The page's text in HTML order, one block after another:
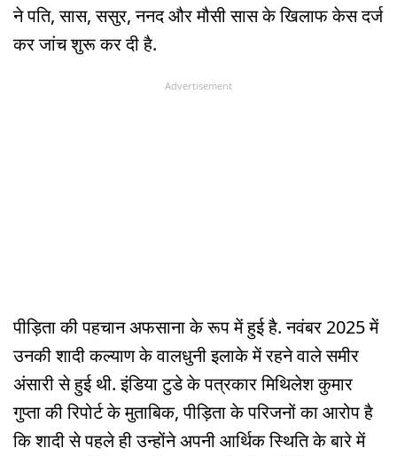
ने पति, सास, ससुर, ननद और मौसी सास के खिलाफ केस दर्ज
कर जांच शुरू कर दी है.
Advertisement
पीड़िता की पहचान अफसाना के रूप में हुई है. नवंबर 2025 में
उनकी शादी कल्याण के वालधुनी इलाके में रहने वाले समीर
अंसारी से हुई थी. इंडिया टुडे के पत्रकार मिथिलेश कुमार
गुप्ता की रिपोर्ट के मुताबिक, पीड़िता के परिजनों का आरोप है
कि शादी से पहले ही उन्होंने अपनी आर्थिक स्थिति के बारे में